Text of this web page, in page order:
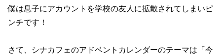
僕は息子にアカウントを学校の友人に拡散されてしまいピ
ンチです！
さて、シナカフェのアドベントカレンダーのテーマは「今